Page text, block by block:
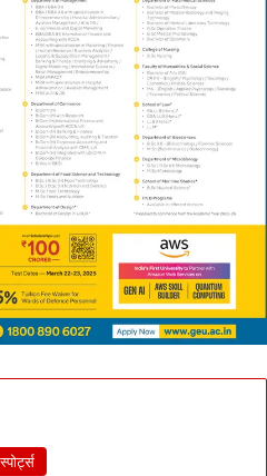
स्पोर्ट्स